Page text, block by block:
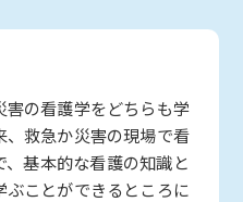
の看護学をどちらも学
救急か災害の現場で看
基本的な看護の知識と
ことができるところに